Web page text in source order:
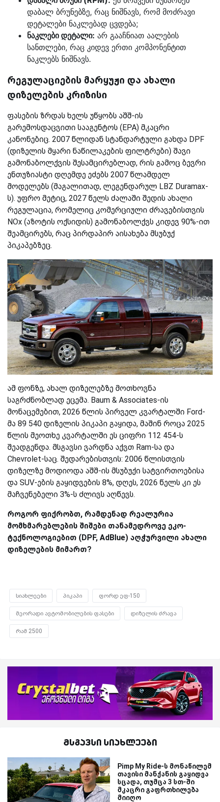
დაბალ ბრუნებზე, რაც ნიშნავს, რომ მოძრავი
დეტალები ნაკლებად ცვდება;
ნაკლები დეტალი: არ გააჩნიათ აალების
სანთლები, რაც კიდევ ერთი კომპონენტით
ნაკლებს ნიშნავს.
რეგულაციების მარყუჟი და ახალი
დიზელების კრიზისი
ფასების ზრდას ხელს უწყობს აშშ-ის
გარემოსდაცვითი სააგენტოს (EPA) მკაცრი
კანონებიც. 2007 წლიდან სტანდარტული გახდა DPF
(დიზელის მყარი ნაწილაკების ფილტრები) შავი
გამონაბოლქვის შესამცირებლად, რის გამოც ბევრი
ენთუზიასტი დღემდე ეძებს 2007 წლამდელ
მოდელებს (მაგალითად, ლეგენდარულ LBZ Duramax-
ს). უფრო მეტიც, 2027 წელს ძალაში შედის ახალი
რეგულაცია, რომელიც კომერციული ძრავებისთვის
NOx (აზოტის ოქსიდის) გამონაბოლქვს კიდევ 90%-ით
შეამცირებს, რაც პირდაპირ აისახება მსუბუქ
პიკაპებზეც.
ამ ფონზე, ახალ დიზელებზე მოთხოვნა
საგრძნობლად ეცემა. Baum & Associates-ის
მონაცემებით, 2026 წლის პირველ კვარტალში Ford-
მა 89 540 დიზელის პიკაპი გაყიდა, მაშინ როცა 2025
წლის მეოთხე კვარტალში ეს ციფრი 112 454-ს
შეადგენდა. მსგავსი ვარდნა აქვთ Ram-სა და
Chevrolet-საც. შედარებისთვის: 2006 წლისთვის
დიზელზე მოდიოდა აშშ-ის მსუბუქი სატვირთოებისა
და SUV-ების გაყიდვების 8%, დღეს, 2026 წელს კი ეს
მაჩვენებელი 3%-ს ძლივს აღწევს.
როგორ ფიქრობთ, რამდენად რეალურია
მომხმარებლების შიშები თანამედროვე ეკო-
ტექნოლოგიებით (DPF, AdBlue) აღჭურვილი ახალი
დიზელების მიმართ?
სიახლეები პიკაპი ფორდ ეფ-150
მეორადი ავტომობილების ფასები დიზელის ძრავა
რამ 2500
მსგავსი სიახლეები
Pimp My Ride-ს მონაწილემ
თავისი მანქანის გაყიდვა
სცადა, თუმცა 3 სთ-ში
მკაცრი გაფრთხილება
მიიღო